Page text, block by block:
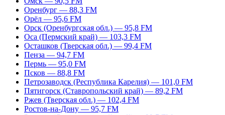
Оренбург — 88,3 FM
Орёл — 95,6 FM
Орск (Оренбургская обл.) — 95,8 FM
Оса (Пермский край) — 103,3 FM
Осташков (Тверская обл.) — 99,4 FM
Пенза — 94,7 FM
Пермь — 95,0 FM
Псков — 88,8 FM
Петрозаводск (Республика Карелия) — 101,0 FM
Пятигорск (Ставропольский край) — 89,2 FM
Ржев (Тверская обл.) — 102,4 FM
Ростов-на-Дону — 95,7 FM